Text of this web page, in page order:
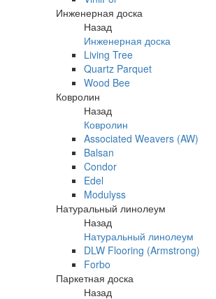
Инженерная доска
Назад
Инженерная доска
Living Tree
Quartz Parquet
Wood Bee
Ковролин
Назад
Ковролин
Associated Weavers (AW)
Balsan
Condor
Edel
Modulyss
Натуральный линолеум
Назад
Натуральный линолеум
DLW Flooring (Armstrong)
Forbo
Паркетная доска
Назад